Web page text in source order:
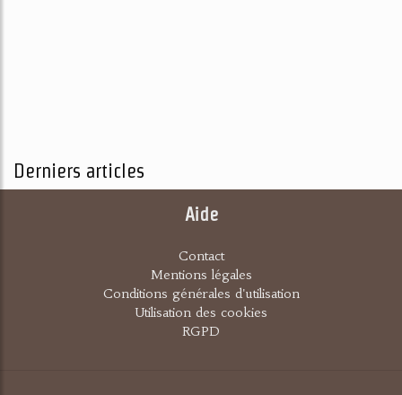
Derniers articles
Aide
Contact
Mentions légales
Conditions générales d'utilisation
Utilisation des cookies
RGPD